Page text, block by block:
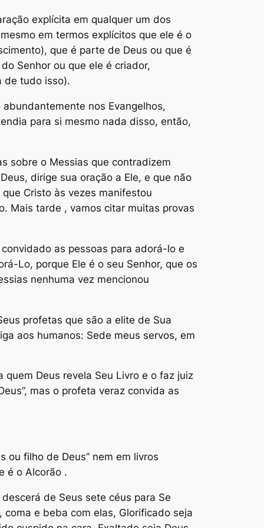
explícita em qualquer um dos
em termos explícitos que ele é o
que é parte de Deus ou que é
Senhor ou que ele é criador,
de tudo isso).
nos Evangelhos,
para si mesmo nada disso, então,
sobre o Messias que contradizem
dirige sua oração a Ele, e que não
Cristo às vezes manifestou
Mais tarde , vamos citar muitas provas
as pessoas para adorá-lo e
Lo, porque Ele é o seu Senhor, que os
nenhuma vez mencionou
profetas que são a elite de Sua
aos humanos: Sede meus servos, em
Deus revela Seu Livro e o faz juiz
mas o profeta veraz convida as
ou filho de Deus” nem em livros
é o Alcorão .
de Seus sete céus para Se
e beba com elas, Glorificado seja